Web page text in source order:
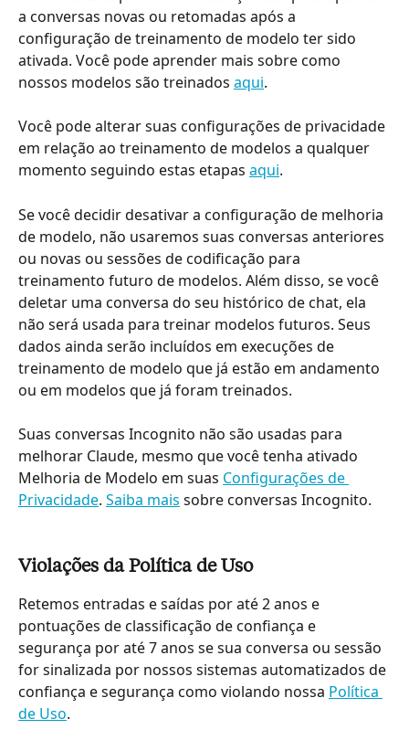
a conversas novas ou retomadas após a
configuração de treinamento de modelo ter sido
ativada. Você pode aprender mais sobre como
nossos modelos são treinados aqui.
Você pode alterar suas configurações de privacidade
em relação ao treinamento de modelos a qualquer
momento seguindo estas etapas aqui.
Se você decidir desativar a configuração de melhoria
de modelo, não usaremos suas conversas anteriores
ou novas ou sessões de codificação para
treinamento futuro de modelos. Além disso, se você
deletar uma conversa do seu histórico de chat, ela
não será usada para treinar modelos futuros. Seus
dados ainda serão incluídos em execuções de
treinamento de modelo que já estão em andamento
ou em modelos que já foram treinados.
Suas conversas Incognito não são usadas para
melhorar Claude, mesmo que você tenha ativado
Melhoria de Modelo em suas Configurações de
Privacidade. Saiba mais sobre conversas Incognito.
Violações da Política de Uso
Retemos entradas e saídas por até 2 anos e
pontuações de classificação de confiança e
segurança por até 7 anos se sua conversa ou sessão
for sinalizada por nossos sistemas automatizados de
confiança e segurança como violando nossa Política
de Uso.